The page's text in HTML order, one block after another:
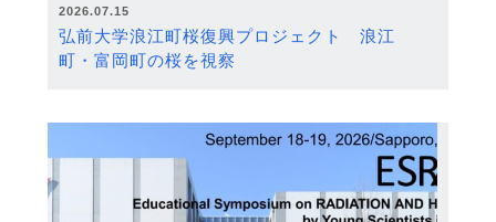
2026.07.15
弘前大学浪江町桜復興プロジェクト 浪江
町・富岡町の桜を視察